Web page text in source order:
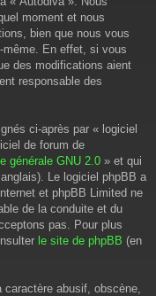
moment et nous
bien que nous vous
même. En effet, si vous
des modifications aient
responsable des
ci-après par « logiciel
de forum de
générale GNU 2.0 » et qui
Le logiciel phpBB a
et phpBB Limited ne
de la conduite et du
pas. Pour plus
le site de phpBB (en
abusif, obscène,